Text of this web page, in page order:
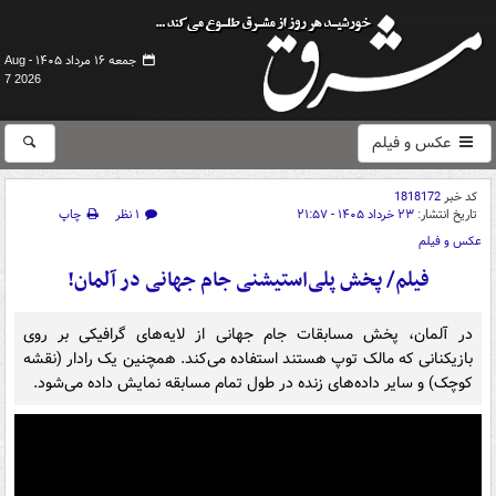
جمعه ۱۶ مرداد ۱۴۰۵ -
Aug
7 2026
عکس و فیلم
کد خبر1818172
تاریخ انتشار: ۲۳ خرداد ۱۴۰۵ - ۲۱:۵۷ ۱ نظر
چاپ
عکس و فیلم
فیلم/ پخش پلی‌استیشنی جام جهانی در آلمان!
در آلمان، پخش مسابقات جام جهانی از لایه‌های گرافیکی بر روی
بازیکنانی که مالک توپ هستند استفاده می‌کند. همچنین یک رادار (نقشه
کوچک) و سایر داده‌های زنده در طول تمام مسابقه نمایش داده می‌شود.